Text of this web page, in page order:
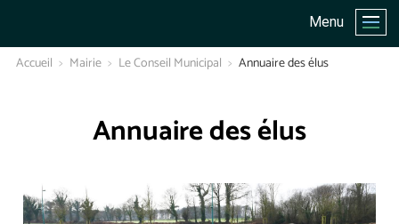
Menu
Accueil Mairie Le Conseil Municipal Annuaire des élus
Annuaire des élus